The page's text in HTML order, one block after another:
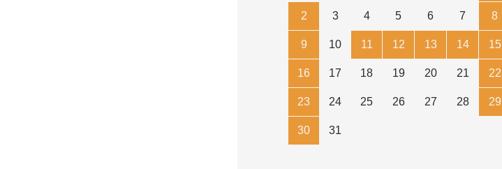
2 3 4 5 6 7 8
9 10 11 12 13 14 15
16 17 18 19 20 21 22
23 24 25 26 27 28 29
30 31